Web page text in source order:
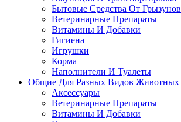
Бытовые Средства От Грызунов
Ветеринарные Препараты
Витамины И Добавки
Гигиена
Игрушки
Корма
Наполнители И Туалеты
Общие Для Разных Видов Животных
Аксессуары
Ветеринарные Препараты
Витамины И Добавки